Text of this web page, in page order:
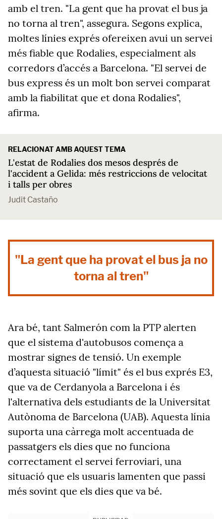
amb el tren. "La gent que ha provat el bus ja
no torna al tren", assegura. Segons explica,
moltes línies exprés ofereixen avui un servei
més fiable que Rodalies, especialment als
corredors d’accés a Barcelona. "El servei de
bus express és un molt bon servei comparat
amb la fiabilitat que et dona Rodalies",
afirma.
RELACIONAT AMB AQUEST TEMA
L'estat de Rodalies dos mesos després de
l'accident a Gelida: més restriccions de velocitat
i talls per obres
Judit Castaño
"La gent que ha provat el bus ja no
torna al tren"
Ara bé, tant Salmerón com la PTP alerten
que el sistema d'autobusos comença a
mostrar signes de tensió. Un exemple
d’aquesta situació "límit" és el bus exprés E3,
que va de Cerdanyola a Barcelona i és
l'alternativa dels estudiants de la Universitat
Autònoma de Barcelona (UAB). Aquesta línia
suporta una càrrega molt accentuada de
passatgers els dies que no funciona
correctament el servei ferroviari, una
situació que els usuaris lamenten que passi
més sovint que els dies que va bé.